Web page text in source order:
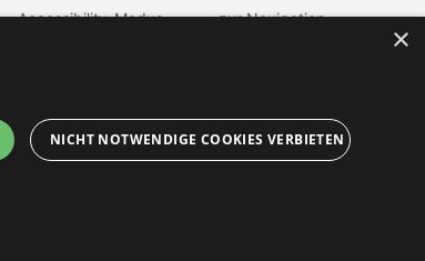
Accessibility-Modus
zur Navigation
×
NICHT NOTWENDIGE COOKIES VERBIETEN